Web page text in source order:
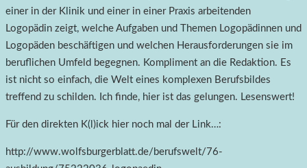
einer in der Klinik und einer in einer Praxis arbeitenden
Logopädin zeigt, welche Aufgaben und Themen Logopädinnen und
Logopäden beschäftigen und welchen Herausforderungen sie im
beruflichen Umfeld begegnen. Kompliment an die Redaktion. Es
ist nicht so einfach, die Welt eines komplexen Berufsbildes
treffend zu schilden. Ich finde, hier ist das gelungen. Lesenswert!
Für den direkten K(l)ick hier noch mal der Link…:
http://www.wolfsburgerblatt.de/berufswelt/76-